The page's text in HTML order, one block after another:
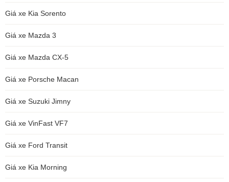
Giá xe Kia Sorento
Giá xe Mazda 3
Giá xe Mazda CX-5
Giá xe Porsche Macan
Giá xe Suzuki Jimny
Giá xe VinFast VF7
Giá xe Ford Transit
Giá xe Kia Morning